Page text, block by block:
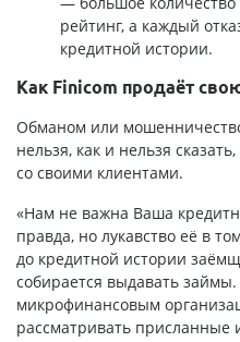
рейтинг, а каждый
кредитной истории.
Как Finicom продаёт
Обманом или
нельзя, как и нельзя
со своими клиентами.
«Нам не важна Ваша
правда, но лукавство её в
до кредитной истории
собирается выдавать
микрофинансовым
рассматривать присланные